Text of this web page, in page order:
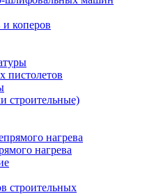
коперов
пистолетов
строительные)
нагрева
нагрева
строительных